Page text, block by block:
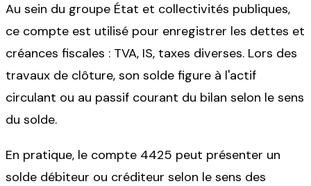
Au sein du groupe État et collectivités publiques,
ce compte est utilisé pour enregistrer les dettes et
créances fiscales : TVA, IS, taxes diverses. Lors des
travaux de clôture, son solde figure à l'actif
circulant ou au passif courant du bilan selon le sens
du solde.
En pratique, le compte 4425 peut présenter un
solde débiteur ou créditeur selon le sens des